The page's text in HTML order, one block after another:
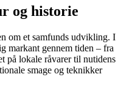
og historie
om et samfunds udvikling. I
markant gennem tiden – fra
på lokale råvarer til nutidens
smage og teknikker